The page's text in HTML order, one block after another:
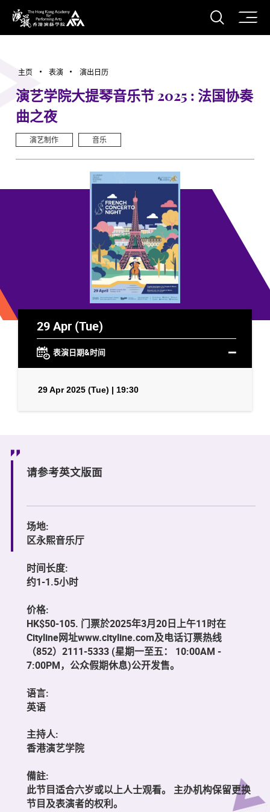
香港演艺学院
打开
主页 表演 演出日历
演艺学院大提琴音乐节 2025 : 法国协奏
曲之夜
演艺制作 音乐
29 Apr (Tue)
表演日期&时间
29 Apr 2025 (Tue) | 19:30
请参考英文版面
场地:
区永熙音乐厅
时间长度:
约1-1.5小时
价格:
HK$50-105. 门票於2025年3月20日上午11时在
Cityline网址www.cityline.com及电话订票热线
（852）2111-5333 (星期一至五： 10:00AM -
7:00PM，公众假期休息)公开发售。
语言:
英语
主持人:
香港演艺学院
備註:
此节目适合六岁或以上人士观看。 主办机构保留更换
节目及表演者的权利。